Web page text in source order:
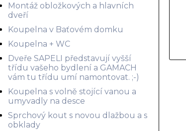
Montáž obložkových a hlavních
dveří
Koupelna v Baťovém domku
Koupelna + WC
Dveře SAPELI představují vyšší
třídu vašeho bydlení a GAMACH
vám tu třídu umí namontovat. ;-)
Koupelna s volně stojící vanou a
umyvadly na desce
Sprchový kout s novou dlažbou a s
obklady